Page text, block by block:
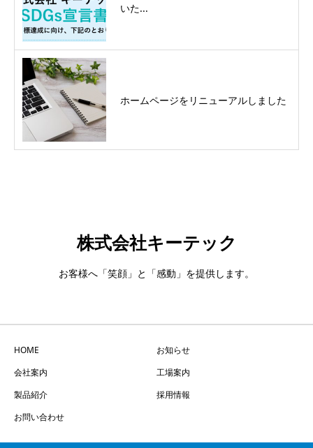
いた...
ホームページをリニューアルしました
株式会社キーテック
お客様へ「笑顔」と「感動」を提供します。
HOME
お知らせ
会社案内
工場案内
製品紹介
採用情報
お問い合わせ